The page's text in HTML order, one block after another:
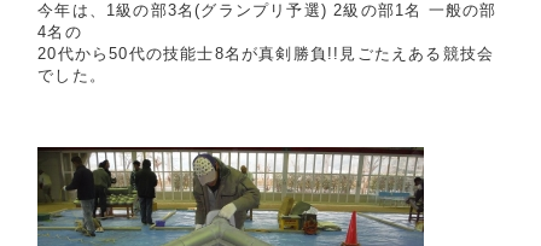
今年は、1級の部3名(グランプリ予選) 2級の部1名 一般の部
4名の
20代から50代の技能士8名が真剣勝負!!見ごたえある競技会
でした。